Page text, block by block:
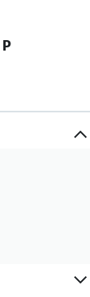
P